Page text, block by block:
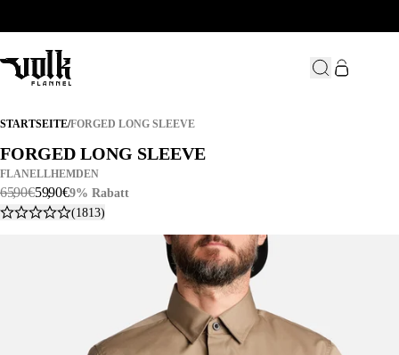
STARTSEITE/FORGED LONG SLEEVE
FORGED LONG SLEEVE
FORGED LONG SLEEVE
FORGED LONG SLEEVE
FLANELLHEMDEN
65,90€59,90€9% Rabatt
(1813)